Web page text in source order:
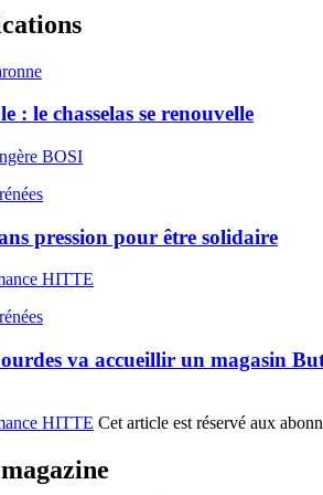
: le chasselas se renouvelle
BOSI
pression pour être solidaire
HITTE
va accueillir un magasin
HITTE Cet article est réservé aux